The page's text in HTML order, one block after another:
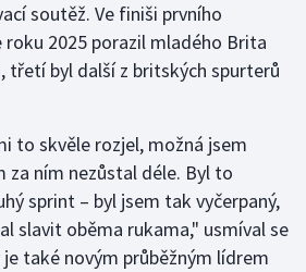
soutěž. Ve finiši prvního
2025 porazil mladého Brita
třetí byl další z britských spurterů
to skvěle rozjel, možná jsem
za ním nezůstal déle. Byl to
sprint – byl jsem tak vyčerpaný,
slavit oběma rukama," usmíval se
také novým průběžným lídrem